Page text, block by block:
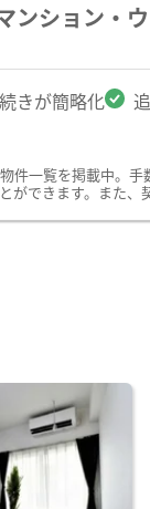
ンション・
きが簡略化
一覧を掲載中。
できます。また